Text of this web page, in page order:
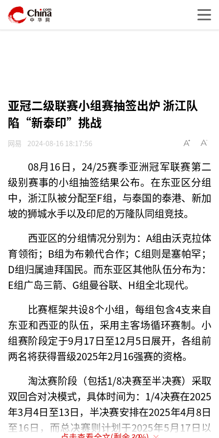
亚冠二级联赛小组赛抽签出炉 浙江队
陷“新泰印”挑战
网易 2024-08-16 18:17:56
08月16日，24/25赛季亚洲冠军联赛第二
级别赛事的小组抽签结果公布。在东亚区分组
中，浙江队被分配至F组，与泰国的泰港、新加
坡的狮城水手以及印尼的万隆队同组竞技。
西亚区的分组情况分别为：A组由沃克拉体
育领衔；B组为布赖代合作；C组则是塞帕罕；
D组归属迪拜国民。而东亚区其他队伍分布为：
E组广岛三箭、G组曼谷联、H组全北现代。
比赛框架共设8个小组，每组包含4支来自
东亚和西亚的队伍，采用主客场循环赛制。小
组赛阶段定于9月17日至12月5日展开，各组前
两名将获得晋级2025年2月16强赛的资格。
淘汰赛阶段（包括1/8决赛至半决赛）采取
双回合对决模式，具体时间为：1/4决赛在2025
年3月4日至13日，半决赛安排在2025年4月8日
至16日，而总决赛则计划于2025年5月17日以